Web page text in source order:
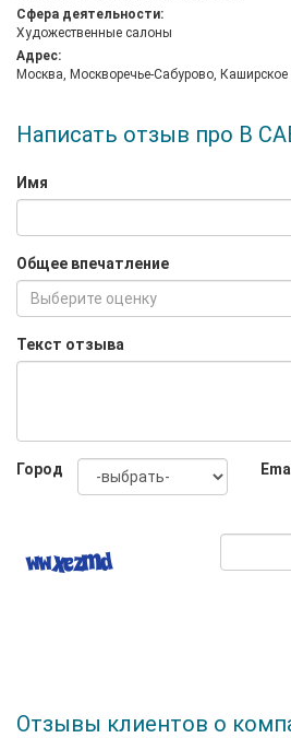
Сфера деятельности:
Художественные салоны
Адрес:
Москва, Москворечье-Сабурово, Каширское
Написать отзыв про В
Имя
Общее впечатление
Выберите оценку
Текст отзыва
Город
Отзывы клиентов о